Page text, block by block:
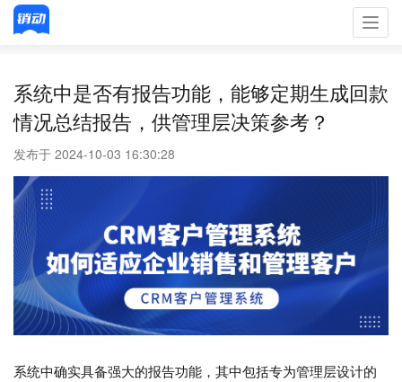
系统中是否有报告功能，能够定期生成回款
情况总结报告，供管理层决策参考？
发布于 2024-10-03 16:30:28
系统中确实具备强大的报告功能，其中包括专为管理层设计的